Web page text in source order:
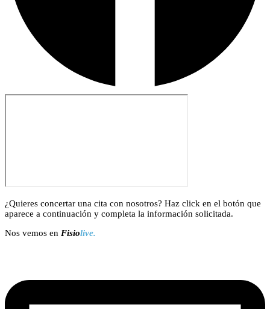
¿Quieres concertar una cita con nosotros? Haz click en el botón que
aparece a continuación y completa la información solicitada.
Nos vemos en Fisiolive.